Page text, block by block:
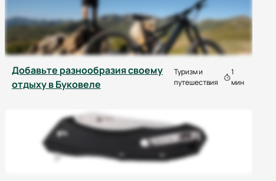
Добавьте разнообразия своему
отдыху в Буковеле
Туризм и
путешествия
1
мин